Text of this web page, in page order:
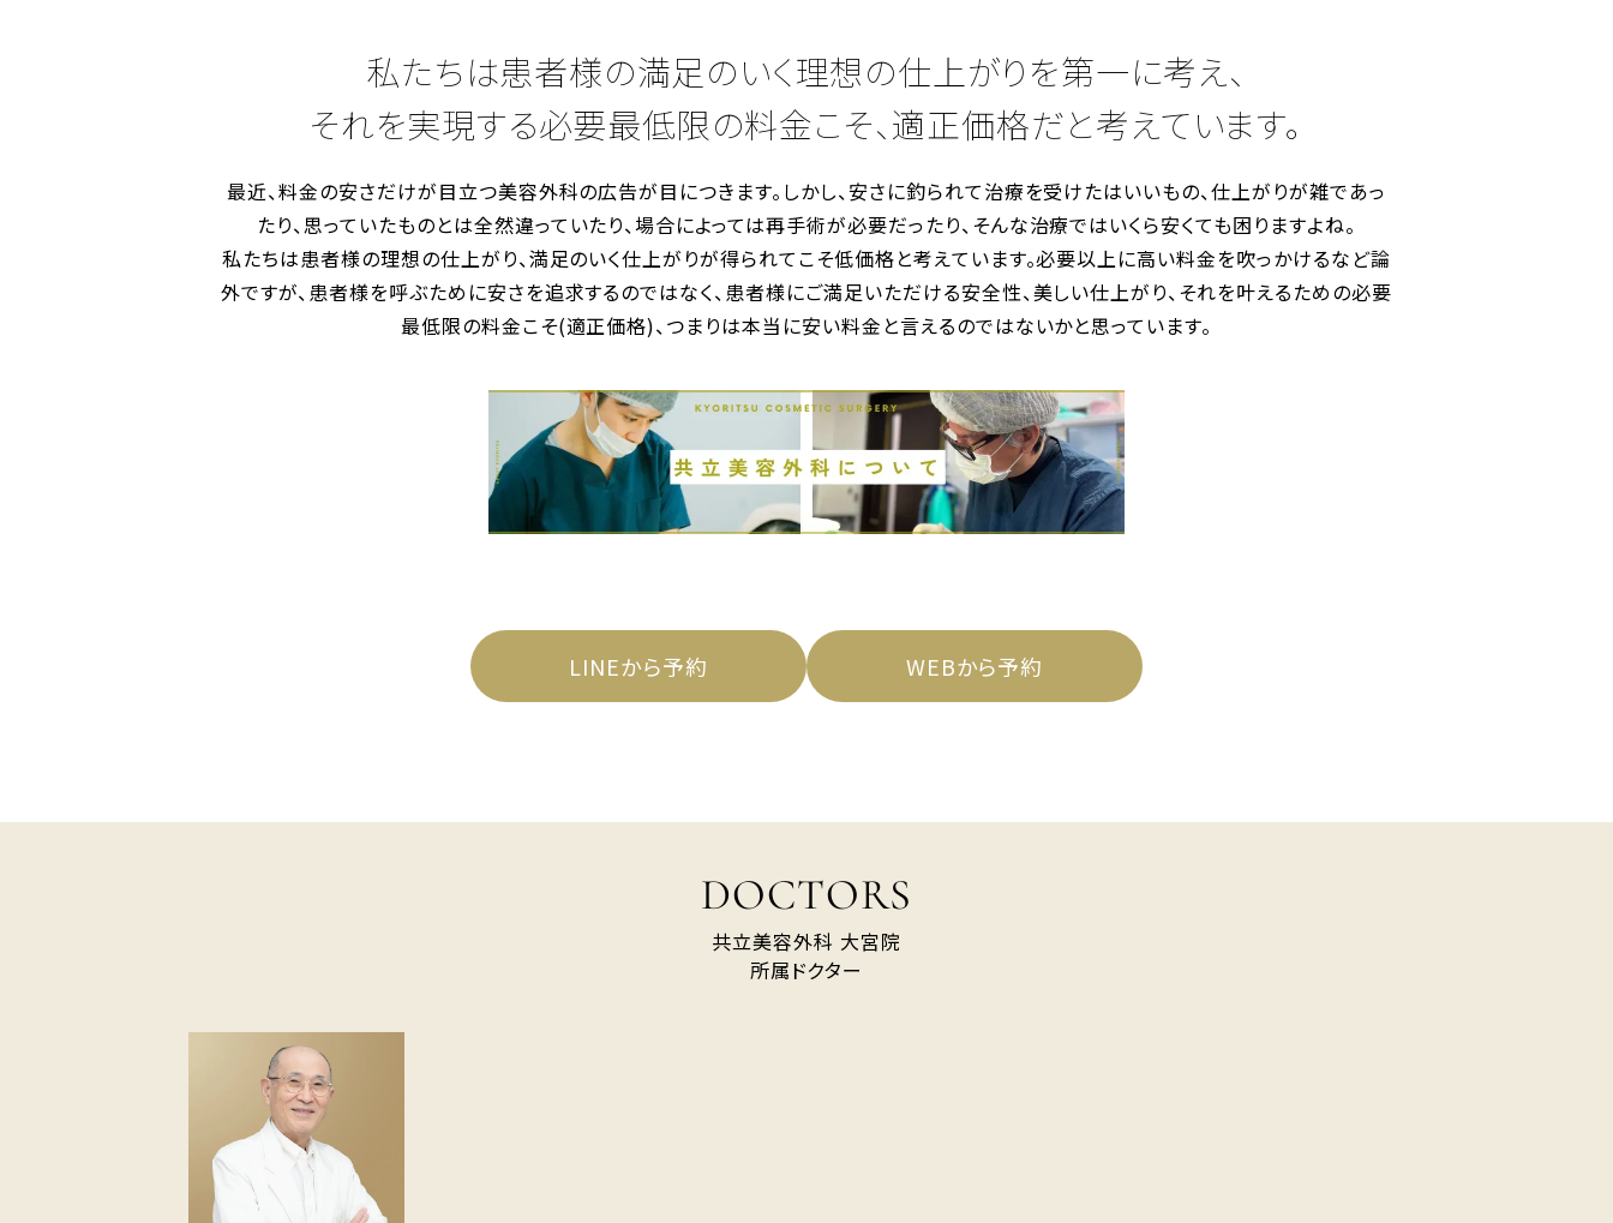
私たちは患者様の満足のいく理想の仕上がりを第一に考え、
それを実現する必要最低限の料金こそ、適正価格だと考えています。
最近、料金の安さだけが目立つ美容外科の広告が目につきます。しかし、安さに釣られて治療を受けたはいいもの、仕上がりが雑であっ
たり、思っていたものとは全然違っていたり、場合によっては再手術が必要だったり、そんな治療ではいくら安くても困りますよね。
私たちは患者様の理想の仕上がり、満足のいく仕上がりが得られてこそ低価格と考えています。必要以上に高い料金を吹っかけるなど論
外ですが、患者様を呼ぶために安さを追求するのではなく、患者様にご満足いただける安全性、美しい仕上がり、それを叶えるための必要
最低限の料金こそ(適正価格)、つまりは本当に安い料金と言えるのではないかと思っています。
LINEから予約 WEBから予約
DOCTORS
共立美容外科 大宮院
所属ドクター